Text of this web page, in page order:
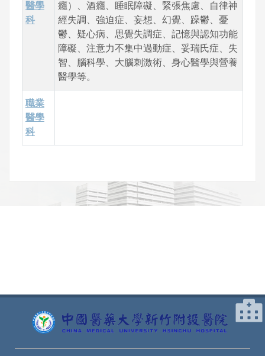
醫學
科
癮）、酒癮、睡眠障礙、緊張焦慮、自律神
經失調、強迫症、妄想、幻覺、躁鬱、憂
鬱、疑心病、思覺失調症、記憶與認知功能
障礙、注意力不集中過動症、妥瑞氏症、失
智、腦科學、大腦刺激術、身心醫學與營養
醫學等。
職業
醫學
科